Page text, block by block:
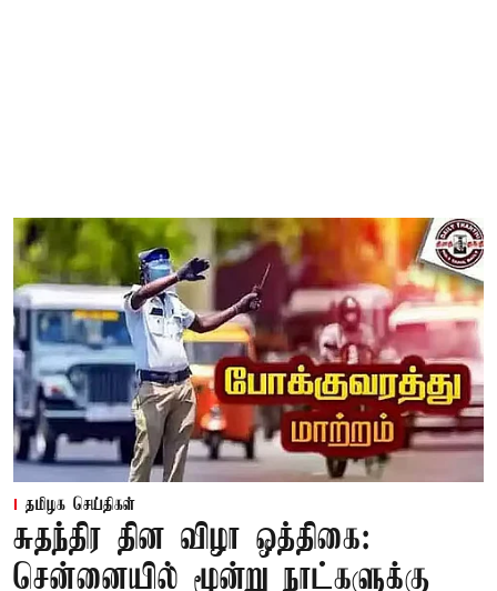
தமிழக செய்திகள்
சுதந்திர தின விழா ஒத்திகை:
சென்னையில் மூன்று நாட்களுக்கு